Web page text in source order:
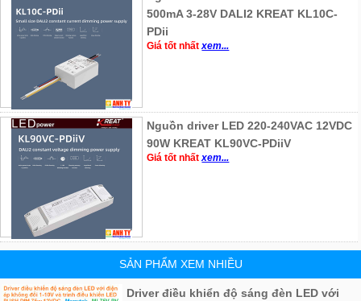
500mA 3-28V DALI2 KREAT KL10C-
PDii
Giá tốt nhấtxem...
Nguồn driver LED 220-240VAC 12VDC
90W KREAT KL90VC-PDiiV
Giá tốt nhấtxem...
SẢN PHẨM XEM NHIỀU
Driver điều khiển độ sáng đèn LED với